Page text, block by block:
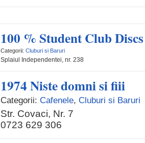
100 % Student Club
Categorii: Cluburi si Baruri
Splaiul Independentei, nr. 238
1974 Niste domni si fiii
Categorii: Cafenele, Cluburi si Baruri
Str. Covaci, Nr. 7
0723 629 306